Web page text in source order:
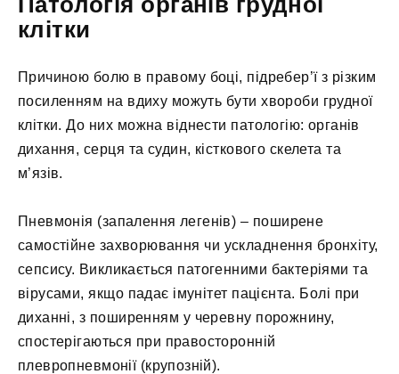
клітки
Причиною болю в правому боці, підребер’ї з різким
посиленням на вдиху можуть бути хвороби грудної
клітки. До них можна віднести патологію: органів
дихання, серця та судин, кісткового скелета та
м’язів.
Пневмонія (запалення легенів) – поширене
самостійне захворювання чи ускладнення бронхіту,
сепсису. Викликається патогенними бактеріями та
вірусами, якщо падає імунітет пацієнта. Болі при
диханні, з поширенням у черевну порожнину,
спостерігаються при правосторонній
плевропневмонії (крупозній).